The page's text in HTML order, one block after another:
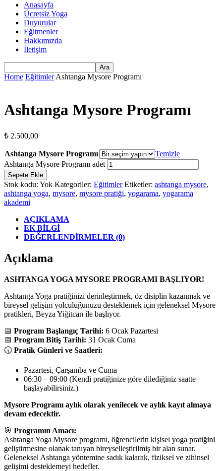
Anasayfa
Ücretsiz Yoga
Duyurular
Eğitmenler
Hakkımızda
İletişim
Home Eğitimler Ashtanga Mysore Programı
Ashtanga Mysore Programı
₺ 2.500,00
Ashtanga Mysore Programı
Temizle
Ashtanga Mysore Programı adet
Sepete Ekle
Stok kodu: Yok Kategoriler: Eğitimler Etiketler: ashtanga mysore,
ashtanga yoga, mysore, mysore pratiği, yogarama, yogarama
akademi
AÇIKLAMA
EK BILGI
DEĞERLENDIRMELER (0)
Açıklama
ASHTANGA YOGA MYSORE PROGRAMI BAŞLIYOR!
Ashtanga Yoga pratiğinizi derinleştirmek, öz disiplin kazanmak ve
bireysel gelişim yolculuğunuzu desteklemek için geleneksel Mysore
pratikleri, Beyza Yiğitcan ile başlıyor.
📅 Program Başlangıç Tarihi: 6 Ocak Pazartesi
📅 Program Bitiş Tarihi: 31 Ocak Cuma
🕡 Pratik Günleri ve Saatleri:
Pazartesi, Çarşamba ve Cuma
06:30 – 09:00 (Kendi pratiğinize göre dilediğiniz saatte
başlayabilirsiniz.)
Mysore Programı aylık olarak yenilecek ve aylık kayıt almaya
devam edecektir.
🎯 Programın Amacı:
Ashtanga Yoga Mysore programı, öğrencilerin kişisel yoga pratiğini
geliştirmesine olanak tanıyan bireyselleştirilmiş bir alan sunar.
Geleneksel Ashtanga yöntemine sadık kalarak, fiziksel ve zihinsel
gelişimi desteklemeyi hedefler.